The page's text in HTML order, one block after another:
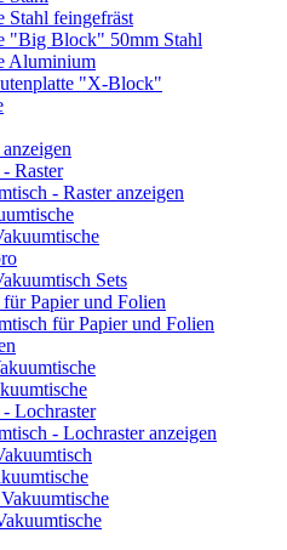
Stahl feingefräst
"Big Block" 50mm Stahl
Aluminium
"X-Block"
Raster
- Raster anzeigen
Sets
Papier und Folien
für Papier und Folien
Lochraster
- Lochraster anzeigen